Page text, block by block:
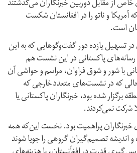
خاص از مقابل دوربین خبرنگاران می‌گذشتند
آمریکا و ناتو را در افغانستان شکست
است.
تسهیل یازده دور گفت‌وگوهایی که به این
پاکستانی در این نشست هم
با شور و شوق فراوان، مراسم و حواشی آن
که در نشست‌های متعدد خارجی که
برگزار شده بود، خبرنگاران پاکستانی یا
شرکت نمی‌کردند.
پر‌اهمیت بود. نخست این‌که همه
اندیشه‌ تصمیم‌گیرانِ گروهی را جویا شوند